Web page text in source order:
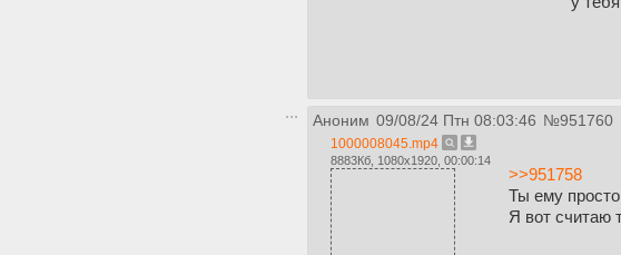
Аноним 09/08/24 Птн 08:03:46 №951760
1000008045.mp4
8883Кб, 1080x1920, 00:00:14
>>951758
Ты ему
Я вот считаю